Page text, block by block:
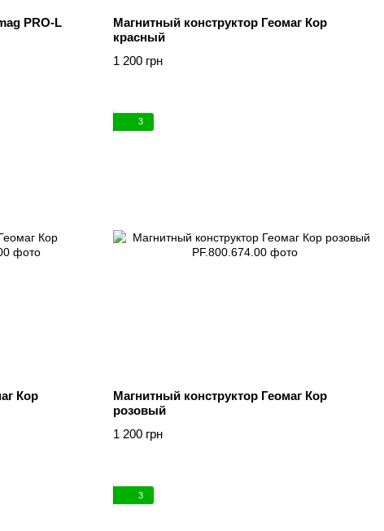
PRO-L
Магнитный конструктор Геомаг Кор
красный
1 200 грн
Кор
3
Магнитный конструктор Геомаг Кор
розовый
1 200 грн
3